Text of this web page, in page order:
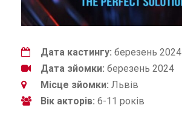
Дата кастингу: березень 2024
Дата зйомки: березень 2024
Місце зйомки: Львів
Вік акторів: 6-11 років